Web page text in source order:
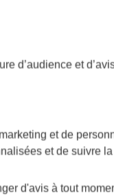
d’audience et
marketing et de
et de suivre
d'avis à tout